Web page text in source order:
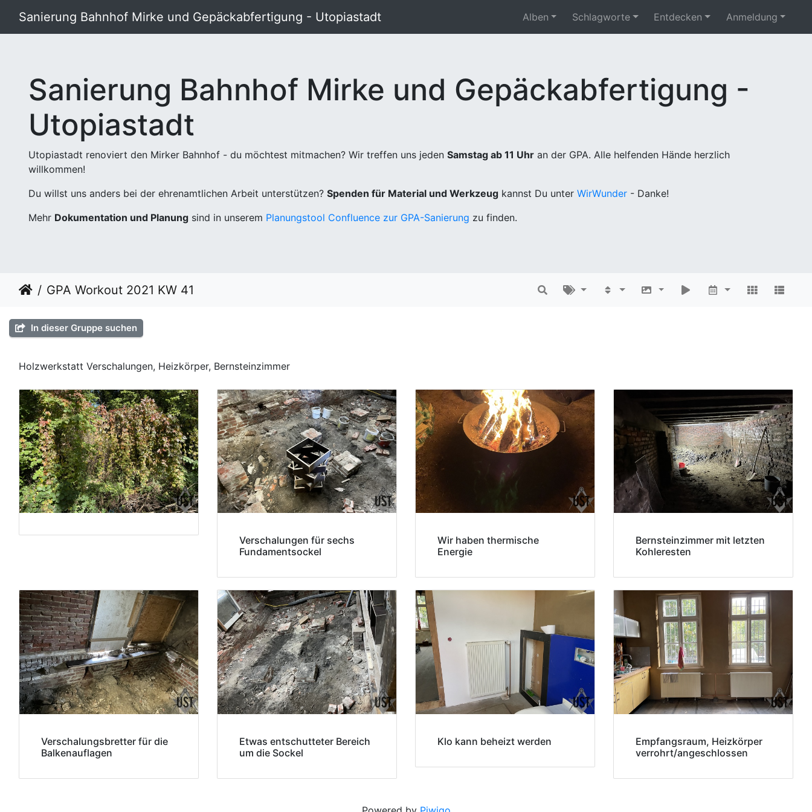
Sanierung Bahnhof Mirke und Gepäckabfertigung - Utopiastadt Alben Schlagworte Entdecken Anmeldung
Sanierung Bahnhof Mirke und Gepäckabfertigung -
Utopiastadt
Utopiastadt renoviert den Mirker Bahnhof - du möchtest mitmachen? Wir treffen uns jeden Samstag ab 11 Uhr an der GPA. Alle helfenden Hände herzlich
willkommen!
Du willst uns anders bei der ehrenamtlichen Arbeit unterstützen? Spenden für Material und Werkzeug kannst Du unter WirWunder - Danke!
Mehr Dokumentation und Planung sind in unserem Planungstool Confluence zur GPA-Sanierung zu finden.
GPA Workout 2021 KW 41
In dieser Gruppe suchen
Holzwerkstatt Verschalungen, Heizkörper, Bernsteinzimmer
Verschalungen für sechs
Fundamentsockel
Wir haben thermische
Energie
Bernsteinzimmer mit letzten
Kohleresten
Verschalungsbretter für die
Balkenauflagen
Etwas entschutteter Bereich
um die Sockel
Klo kann beheizt werden
Empfangsraum, Heizkörper
verrohrt/angeschlossen